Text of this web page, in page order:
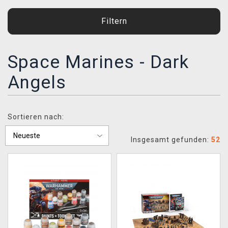
VERSAND
XZONE CLUB
Filtern
Space Marines - Dark
Angels
Sortieren nach:
Insgesamt gefunden: 52